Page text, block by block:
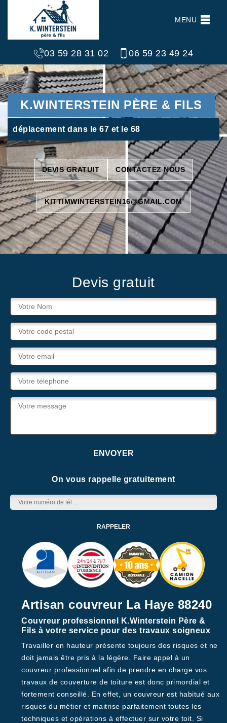
MENU
03 59 28 31 02 06 59 23 49 24
K.WINTERSTEIN PÈRE & FILS
déplacement dans le 67 et le 68
DEVIS GRATUIT CONTACTEZ NOUS
KITTIMWINTERSTEIN16@GMAIL.COM
Devis gratuit
On vous rappelle gratuitement
Artisan couvreur La Haye 88240
Couvreur professionnel K.Winterstein Père &
Fils à votre service pour des travaux soigneux
Travailler en hauteur présente toujours des risques et ne
doit jamais être pris à la légère. Faire appel à un
couvreur professionnel afin de prendre en charge vos
travaux de couverture de toiture est donc primordial et
fortement conseillé. En effet, un couvreur est habitué aux
risques du métier et maitrise parfaitement toutes les
techniques et opérations à effectuer sur votre toit. Si